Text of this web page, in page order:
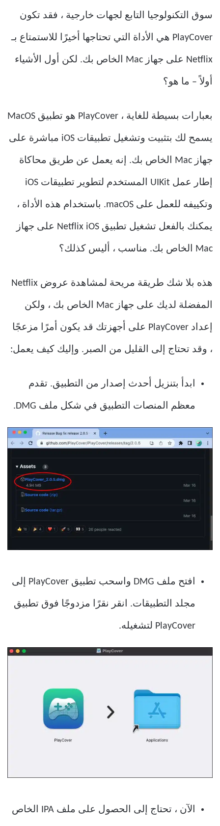
سوق التكنولوجيا التابع لجهات خارجية ، فقد تكون
PlayCover هي الأداة التي تحتاجها أخيرًا للاستمتاع بـ
Netflix على جهاز Mac الخاص بك. لكن أول الأشياء
أولاً – ما هو؟
بعبارات بسيطة للغاية ، PlayCover هو تطبيق MacOS
يسمح لك بتثبيت وتشغيل تطبيقات iOS مباشرة على
جهاز Mac الخاص بك. إنه يعمل عن طريق محاكاة
إطار عمل UIKit المستخدم لتطوير تطبيقات iOS
وتكييفه للعمل على macOS. باستخدام هذه الأداة ،
يمكنك بالفعل تشغيل تطبيق Netflix iOS على جهاز
Mac الخاص بك. مناسب ، أليس كذلك؟
هذه بلا شك طريقة مريحة لمشاهدة عروض Netflix
المفضلة لديك على جهاز Mac الخاص بك ، ولكن
إعداد PlayCover على أجهزتك قد يكون أمرًا مزعجًا
، وقد تحتاج إلى القليل من الصبر. وإليك كيف يعمل:
ابدأ بتنزيل أحدث إصدار من التطبيق. تقدم
معظم المنصات التطبيق في شكل ملف DMG.
افتح ملف DMG واسحب تطبيق PlayCover إلى
مجلد التطبيقات. انقر نقرًا مزدوجًا فوق تطبيق
PlayCover لتشغيله.
الآن ، تحتاج إلى الحصول على ملف IPA الخاص